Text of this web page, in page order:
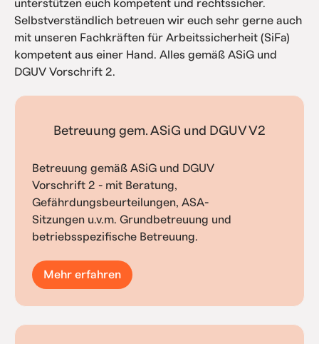
unterstützen euch kompetent und rechtssicher.
Selbstverständlich betreuen wir euch sehr gerne auch
mit unseren Fachkräften für Arbeitssicherheit (SiFa)
kompetent aus einer Hand. Alles gemäß ASiG und
DGUV Vorschrift 2.
Betreuung gem. ASiG und DGUV V2
Betreuung gemäß ASiG und DGUV
Vorschrift 2 - mit Beratung,
Gefährdungsbeurteilungen, ASA-
Sitzungen u.v.m. Grundbetreuung und
betriebsspezifische Betreuung.
Mehr erfahren